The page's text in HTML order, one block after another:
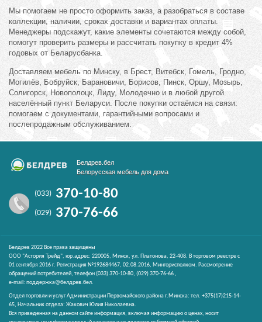
Мы помогаем не просто оформить заказ, а разобраться в составе
коллекции, наличии, сроках доставки и вариантах оплаты.
Менеджеры подскажут, какие элементы сочетаются между собой,
помогут проверить размеры и рассчитать покупку в кредит 4%
годовых от Беларусбанка.
Доставляем мебель по Минску, в Брест, Витебск, Гомель, Гродно,
Могилёв, Бобруйск, Барановичи, Борисов, Пинск, Оршу, Мозырь,
Солигорск, Новополоцк, Лиду, Молодечно и в любой другой
населённый пункт Беларуси. После покупки остаёмся на связи:
помогаем с документами, гарантийными вопросами и
послепродажным обслуживанием.
Белдрев.бел
Белорусская мебель для дома
(033) 370-10-80
(029) 370-76-66
Белдрев 2022 Все права защищены
ООО "Астория Трейд", юр.адрес: 220005, Минск, ул. Платонова, 22-408. В торговом реестре с
01 сентября 2016 г. Регистрация №192684467, 02.08.2016, Мингорисполком. Рассмотрение
обращений потребителей, телефон(033)370-10-80, (029)370-76-66 ,
e-mail: поддержка@белдрев.бел.
Отдел торговли и услуг Администрации Первомайского района г.Минска: тел. +375(17)215-14-
65, Начальник отдела: Жакович Юлия Николаевна.
Вся приведенная на данном сайте информация, включая информацию о ценах, носит